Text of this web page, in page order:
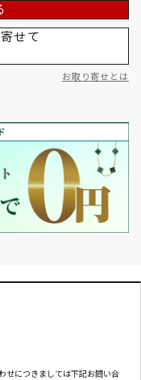
せて
お取り寄せとは
せにつきましては下記お問い合